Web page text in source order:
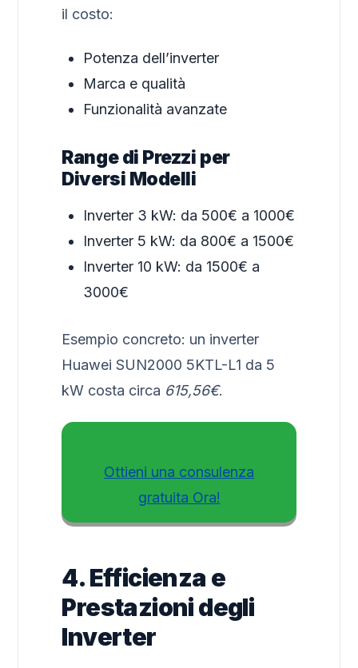
il costo:
Potenza dell’inverter
Marca e qualità
Funzionalità avanzate
Range di Prezzi per
Diversi Modelli
Inverter 3 kW: da 500€ a 1000€
Inverter 5 kW: da 800€ a 1500€
Inverter 10 kW: da 1500€ a
3000€
Esempio concreto: un inverter
Huawei SUN2000 5KTL-L1 da 5
kW costa circa 615,56€.
Ottieni una consulenza
gratuita Ora!
4. Efficienza e
Prestazioni degli
Inverter